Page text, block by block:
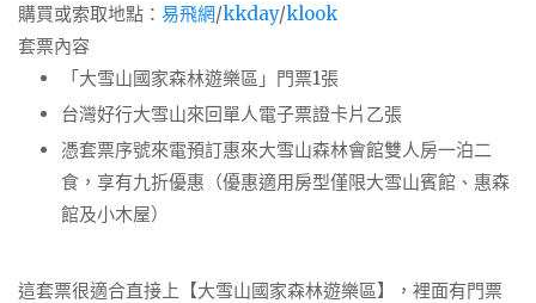
購買或索取地點： 易飛網/kkday/klook
套票內容
「大雪山國家森林遊樂區」門票1張
台灣好行大雪山來回單人電子票證卡片乙張
憑套票序號來電預訂惠來大雪山森林會館雙人房一泊二
食，享有九折優惠（優惠適用房型僅限大雪山賓館、惠森
館及小木屋）
這套票很適合直接上【大雪山國家森林遊樂區】，裡面有門票